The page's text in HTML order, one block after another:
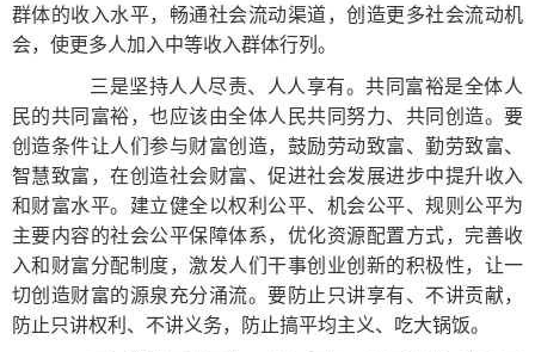
群体的收入水平，畅通社会流动渠道，创造更多社会流动机
会，使更多人加入中等收入群体行列。
三是坚持人人尽责、人人享有。共同富裕是全体人
民的共同富裕，也应该由全体人民共同努力、共同创造。要
创造条件让人们参与财富创造，鼓励劳动致富、勤劳致富、
智慧致富，在创造社会财富、促进社会发展进步中提升收入
和财富水平。建立健全以权利公平、机会公平、规则公平为
主要内容的社会公平保障体系，优化资源配置方式，完善收
入和财富分配制度，激发人们干事创业创新的积极性，让一
切创造财富的源泉充分涌流。要防止只讲享有、不讲贡献，
防止只讲权利、不讲义务，防止搞平均主义、吃大锅饭。